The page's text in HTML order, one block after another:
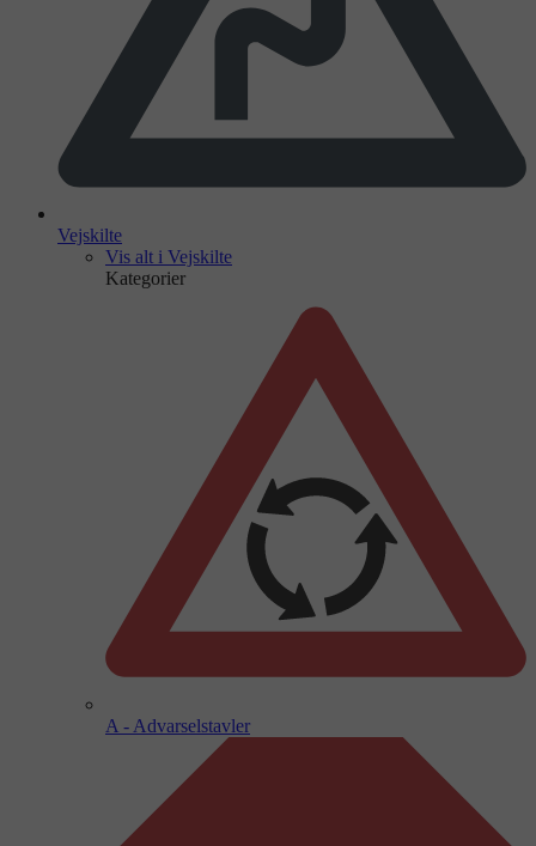
Vejskilte
Vis alt i Vejskilte
Kategorier
A - Advarselstavler